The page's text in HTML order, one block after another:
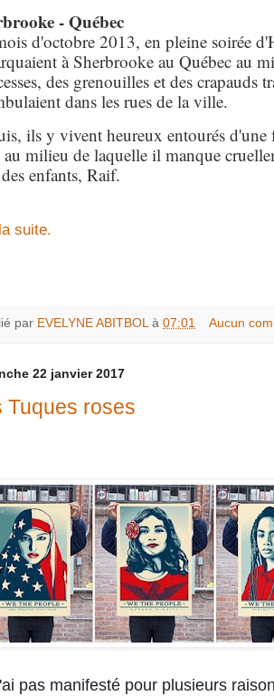
- Québec
d'octobre 2013, en pleine soirée
à Sherbrooke au Québec au
des grenouilles et des crapauds
dans les rues de la ville.
ils y vivent heureux entourés
au milieu de laquelle il manque
enfants, Raif.
suite.
par EVELYNE ABITBOL à 07:01 Aucun
22 janvier 2017
Tuques roses
pas manifesté pour plusieurs